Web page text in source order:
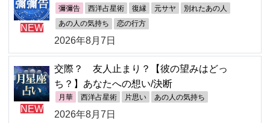
NEW
彌彌告 西洋占星術 復縁 元サヤ 別れたあの人
あの人の気持ち 恋の行方
2026年8月7日
NEW
交際？ 友人止まり？【彼の望みはどっ
ち？】あなたへの想い/決断
月華 西洋占星術 片思い あの人の気持ち
2026年8月7日